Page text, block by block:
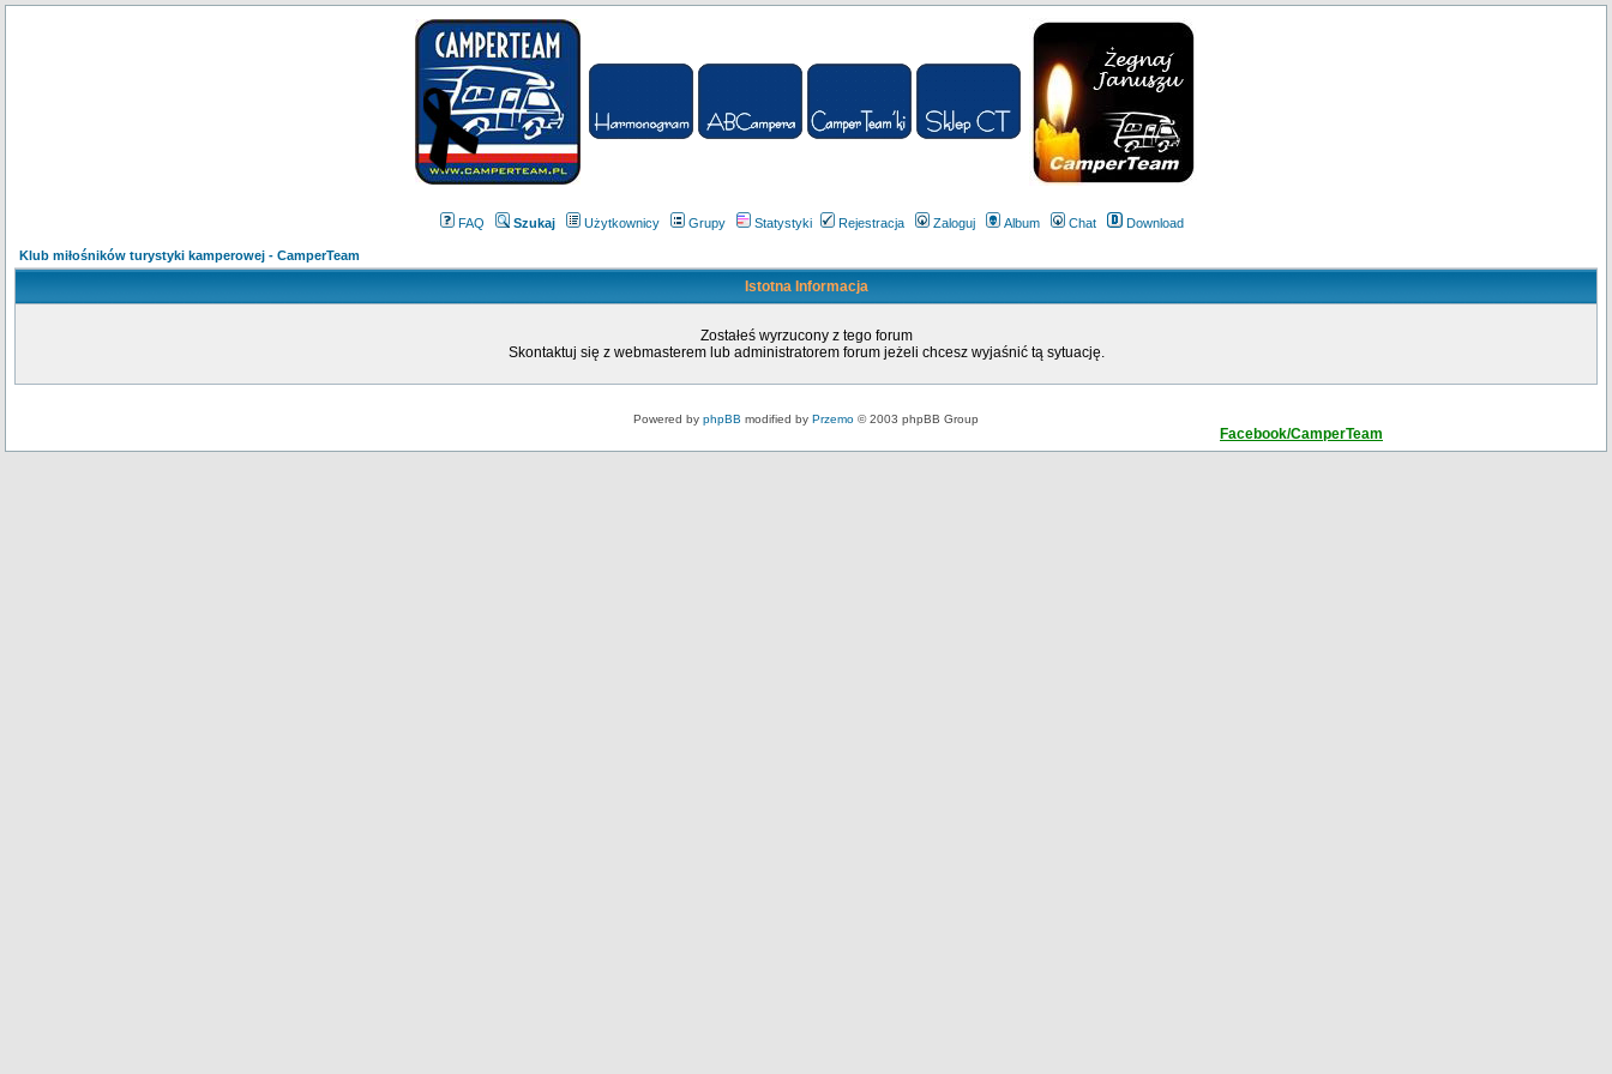
FAQ Szukaj Użytkownicy Grupy Statystyki Rejestracja Zaloguj Album Chat Download
Klub miłośników turystyki kamperowej - CamperTeam
Istotna Informacja
Zostałeś wyrzucony z tego forum
Skontaktuj się z webmasterem lub administratorem forum jeżeli chcesz wyjaśnić tą sytuację.
Powered by phpBB modified by Przemo © 2003 phpBB Group
Facebook/CamperTeam